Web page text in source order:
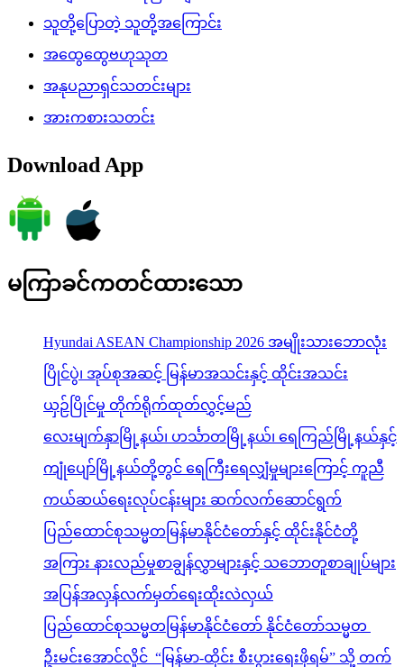
သူတို့ပြောတဲ့ သူတို့အကြောင်း
အထွေထွေဗဟုသုတ
အနုပညာရှင်သတင်းများ
အားကစားသတင်း
Download App
မကြာခင်ကတင်ထားသော
Hyundai ASEAN Championship 2026 အမျိုးသားဘောလုံး
ပြိုင်ပွဲ၊ အုပ်စုအဆင့် မြန်မာအသင်းနှင့် ထိုင်းအသင်း
ယှဉ်ပြိုင်မှု တိုက်ရိုက်ထုတ်လွှင့်မည်
လေးမျက်နှာမြို့နယ်၊ ဟင်္သာတမြို့နယ်၊ ရေကြည်မြို့နယ်နှင့်
ကျုံပျော်မြို့နယ်တို့တွင် ရေကြီးရေလျှံမှုများကြောင့် ကူညီ
ကယ်ဆယ်ရေးလုပ်ငန်းများ ဆက်လက်ဆောင်ရွက်
ပြည်ထောင်စုသမ္မတမြန်မာနိုင်ငံတော်နှင့် ထိုင်းနိုင်ငံတို့
အကြား နားလည်မှုစာချွန်လွှာများနှင့် သဘောတူစာချုပ်များ
အပြန်အလှန်လက်မှတ်ရေးထိုးလဲလှယ်
ပြည်ထောင်စုသမ္မတမြန်မာနိုင်ငံတော် နိုင်ငံတော်သမ္မတ
ဦးမင်းအောင်လှိုင် “မြန်မာ-ထိုင်း စီးပွားရေးဖိုရမ်” သို့ တက်